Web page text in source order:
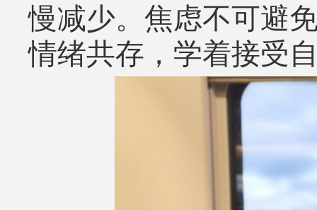
慢减少。焦虑不可避
情绪共存，学着接受